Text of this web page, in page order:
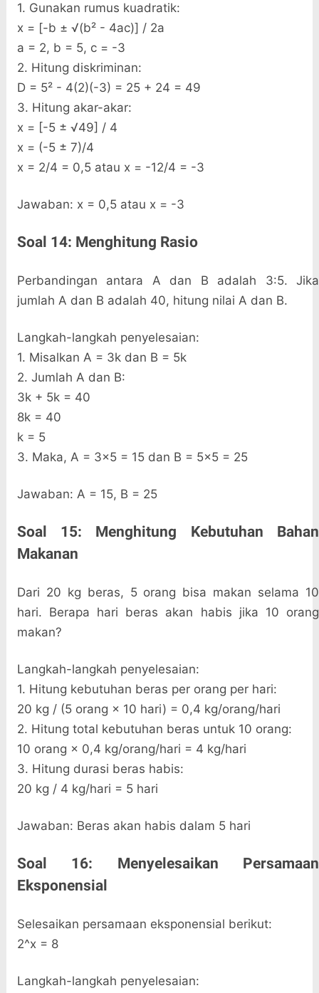
1. Gunakan rumus kuadratik:
x = [-b ± √(b² - 4ac)] / 2a
a = 2, b = 5, c = -3
2. Hitung diskriminan:
D = 5² - 4(2)(-3) = 25 + 24 = 49
3. Hitung akar-akar:
x = [-5 ± √49] / 4
x = (-5 ± 7)/4
x = 2/4 = 0,5 atau x = -12/4 = -3
Jawaban: x = 0,5 atau x = -3
Soal 14: Menghitung Rasio
Perbandingan antara A dan B adalah 3:5. Jika
jumlah A dan B adalah 40, hitung nilai A dan B.
Langkah-langkah penyelesaian:
1. Misalkan A = 3k dan B = 5k
2. Jumlah A dan B:
3k + 5k = 40
8k = 40
k = 5
3. Maka, A = 3×5 = 15 dan B = 5×5 = 25
Jawaban: A = 15, B = 25
Soal 15: Menghitung Kebutuhan Bahan
Makanan
Dari 20 kg beras, 5 orang bisa makan selama 10
hari. Berapa hari beras akan habis jika 10 orang
makan?
Langkah-langkah penyelesaian:
1. Hitung kebutuhan beras per orang per hari:
20 kg / (5 orang × 10 hari) = 0,4 kg/orang/hari
2. Hitung total kebutuhan beras untuk 10 orang:
10 orang × 0,4 kg/orang/hari = 4 kg/hari
3. Hitung durasi beras habis:
20 kg / 4 kg/hari = 5 hari
Jawaban: Beras akan habis dalam 5 hari
Soal 16: Menyelesaikan Persamaan
Eksponensial
Selesaikan persamaan eksponensial berikut:
2^x = 8
Langkah-langkah penyelesaian: